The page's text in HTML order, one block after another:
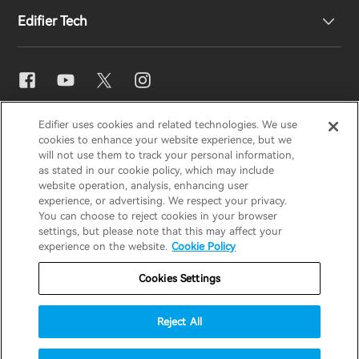
Conviértase en distribuidor
Edifier Tech
Ajuste de ecualizador
Snapdragon Sound™
Streaming de música
EDIFIER AIRPULSESTAXHECATE
Aviso de privacidadAviso de cookies
Política de garantía
Términos de uso
No vender mi información
Seguridad
España / Español
Copyright © 2026 Edifier. Todos los derechos
Edifier uses cookies and related technologies. We use
cookies to enhance your website experience, but we
will not use them to track your personal information,
as stated in our cookie policy, which may include
website operation, analysis, enhancing user
experience, or advertising. We respect your privacy.
You can choose to reject cookies in your browser
settings, but please note that this may affect your
experience on the website. Cookie Policy
Cookies Settings
Reject All